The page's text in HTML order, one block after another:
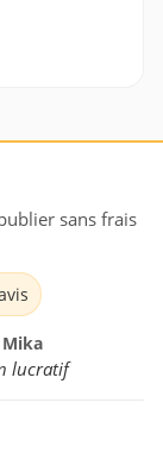
sans frais
lucratif